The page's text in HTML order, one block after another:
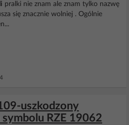
pralki nie znam ale znam tylko nazwę
się znacznie wolniej . Ogólnie
uszkodzony
symbolu RZE 19062